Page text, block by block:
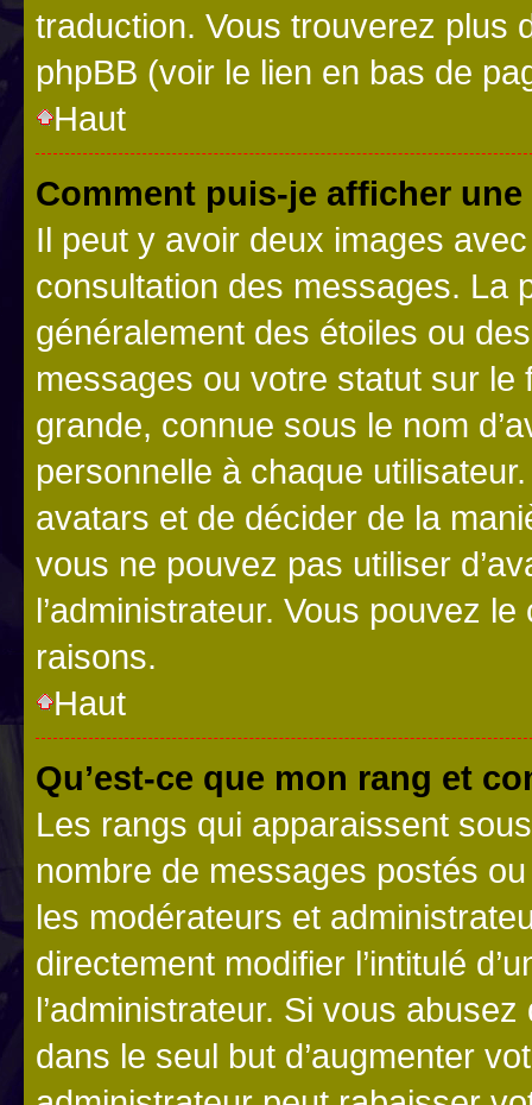
traduction. Vous trouverez plus
phpBB (voir le lien en bas de
Haut
Comment puis-je afficher
Il peut y avoir deux images
consultation des messages. La
généralement des étoiles ou
messages ou votre statut sur
grande, connue sous le nom
personnelle à chaque utilisateur.
avatars et de décider de la
vous ne pouvez pas utiliser
l’administrateur. Vous pouvez
raisons.
Haut
Qu’est-ce que mon rang et
Les rangs qui apparaissent
nombre de messages postés
les modérateurs et
directement modifier l’intitulé
l’administrateur. Si vous
dans le seul but d’augmenter